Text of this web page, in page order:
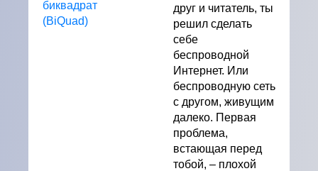
друг и читатель, ты
решил сделать
себе
беспроводной
Интернет. Или
беспроводную сеть
с другом, живущим
далеко. Первая
проблема,
встающая перед
тобой, – плохой